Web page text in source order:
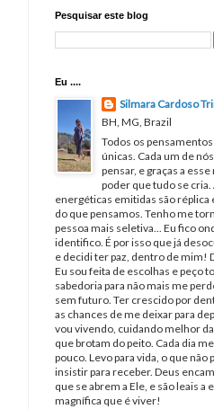
Pesquisar este blog
Eu ....
Silmara Cardoso
BH, MG, Brazil
Todos os
únicas. Cada um de
pensar, e graças a
poder que tudo se cria.
energéticas emitidas são réplica
do que pensamos. Tenho me
pessoa mais seletiva... Eu fico
identifico. É por isso que já
e decidi ter paz, dentro de mim!
Eu sou feita de escolhas e peço
sabedoria para não mais me
sem futuro. Ter crescido por
as chances de me deixar para
vou vivendo, cuidando melhor
que brotam do peito. Cada dia
pouco. Levo para vida, o que não
insistir para receber. Deus
que se abrem a Ele, e são leais a
magnífica que é viver!